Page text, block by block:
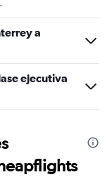
a
ejecutiva